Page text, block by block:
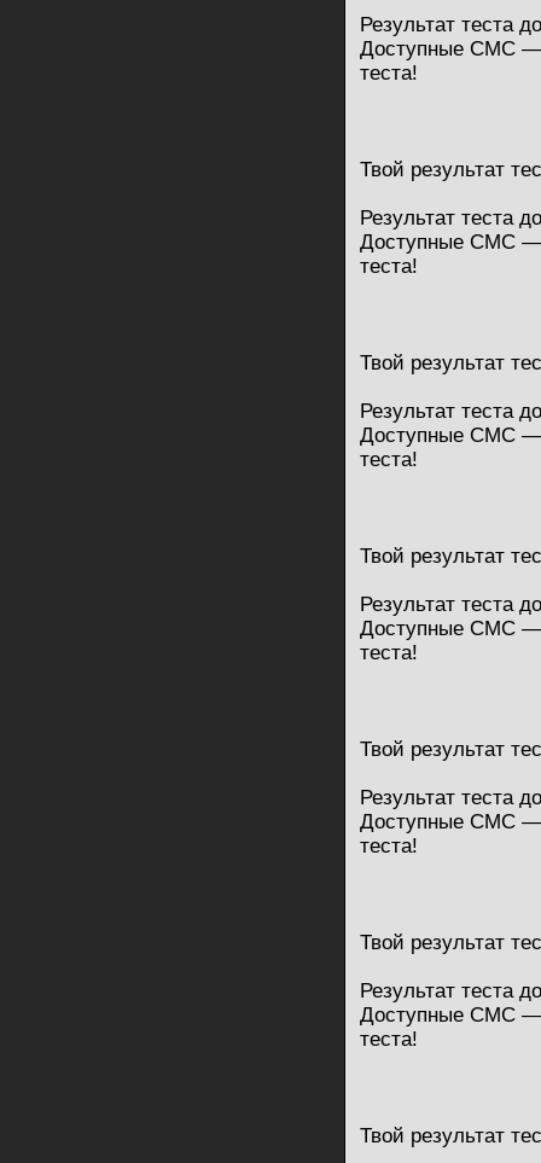
Результат теста
Доступные СМС —
теста!
Твой результат
Результат теста
Доступные СМС —
теста!
Твой результат
Результат теста
Доступные СМС —
теста!
Твой результат
Результат теста
Доступные СМС —
теста!
Твой результат
Результат теста
Доступные СМС —
теста!
Твой результат
Результат теста
Доступные СМС —
теста!
Твой результат